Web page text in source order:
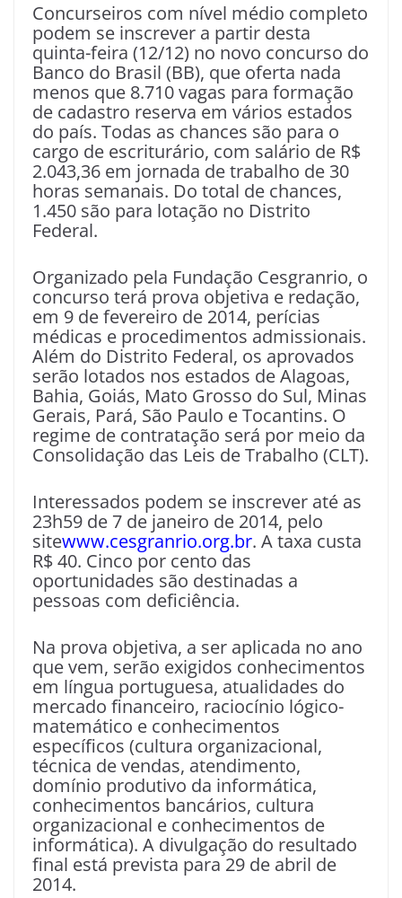
Concurseiros com nível médio completo
podem se inscrever a partir desta
quinta-feira (12/12) no novo concurso do
Banco do Brasil (BB), que oferta nada
menos que 8.710 vagas para formação
de cadastro reserva em vários estados
do país. Todas as chances são para o
cargo de escriturário, com salário de R$
2.043,36 em jornada de trabalho de 30
horas semanais. Do total de chances,
1.450 são para lotação no Distrito
Federal.
Organizado pela Fundação Cesgranrio, o
concurso terá prova objetiva e redação,
em 9 de fevereiro de 2014, perícias
médicas e procedimentos admissionais.
Além do Distrito Federal, os aprovados
serão lotados nos estados de Alagoas,
Bahia, Goiás, Mato Grosso do Sul, Minas
Gerais, Pará, São Paulo e Tocantins. O
regime de contratação será por meio da
Consolidação das Leis de Trabalho (CLT).
Interessados podem se inscrever até as
23h59 de 7 de janeiro de 2014, pelo
sitewww.cesgranrio.org.br. A taxa custa
R$ 40. Cinco por cento das
oportunidades são destinadas a
pessoas com deficiência.
Na prova objetiva, a ser aplicada no ano
que vem, serão exigidos conhecimentos
em língua portuguesa, atualidades do
mercado financeiro, raciocínio lógico-
matemático e conhecimentos
específicos (cultura organizacional,
técnica de vendas, atendimento,
domínio produtivo da informática,
conhecimentos bancários, cultura
organizacional e conhecimentos de
informática). A divulgação do resultado
final está prevista para 29 de abril de
2014.